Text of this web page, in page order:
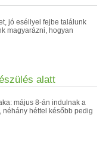
jó eséllyel fejbe találunk
magyarázni, hogyan
alatt
május 8-án indulnak a
héttel később pedig